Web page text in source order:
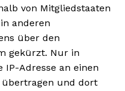
von Mitgliedstaaten
anderen
über den
gekürzt. Nur in
Adresse an einen
übertragen und dort